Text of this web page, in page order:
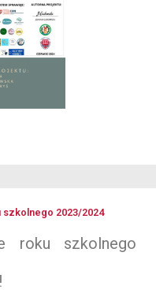
szkolnego 2023/2024
roku szkolnego